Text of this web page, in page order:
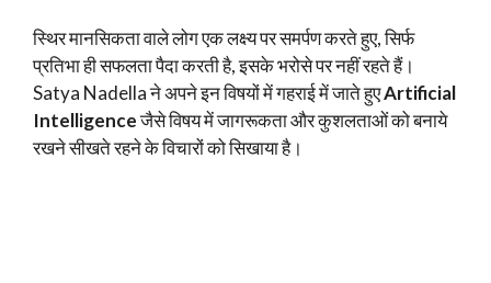
स्थिर मानसिकता वाले लोग एक लक्ष्य पर समर्पण करते हुए, सिर्फ
प्रतिभा ही सफलता पैदा करती है, इसके भरोसे पर नहीं रहते हैं।
Satya Nadella ने अपने इन विषयों में गहराई में जाते हुएArtificial
Intelligenceजैसे विषय में जागरूकता और कुशलताओं को बनाये
रखने सीखते रहने के विचारों को सिखाया है।